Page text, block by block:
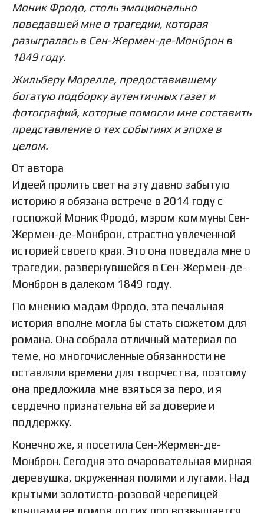
Моник Фродо, столь эмоционально
поведавшей мне о трагедии, которая
разыгралась в Сен-Жермен-де-Монброн в
1849 году.
Жильберу Морелле, предоставившему
богатую подборку аутентичных газет и
фотографий, которые помогли мне составить
представление о тех событиях и эпохе в
целом.
От автора
Идеей пролить свет на эту давно забытую
историю я обязана встрече в 2014 году с
госпожой Моник Фродо́, мэром коммуны Сен-
Жермен-де-Монброн, страстно увлеченной
историей своего края. Это она поведала мне о
трагедии, развернувшейся в Сен-Жермен-де-
Монброн в далеком 1849 году.
По мнению мадам Фродо, эта печальная
история вполне могла бы стать сюжетом для
романа. Она собрала отличный материал по
теме, но многочисленные обязанности не
оставляли времени для творчества, поэтому
она предложила мне взяться за перо, и я
сердечно признательна ей за доверие и
поддержку.
Конечно же, я посетила Сен-Жермен-де-
Монброн. Сегодня это очаровательная мирная
деревушка, окруженная полями и лугами. Над
крытыми золотисто-розовой черепицей